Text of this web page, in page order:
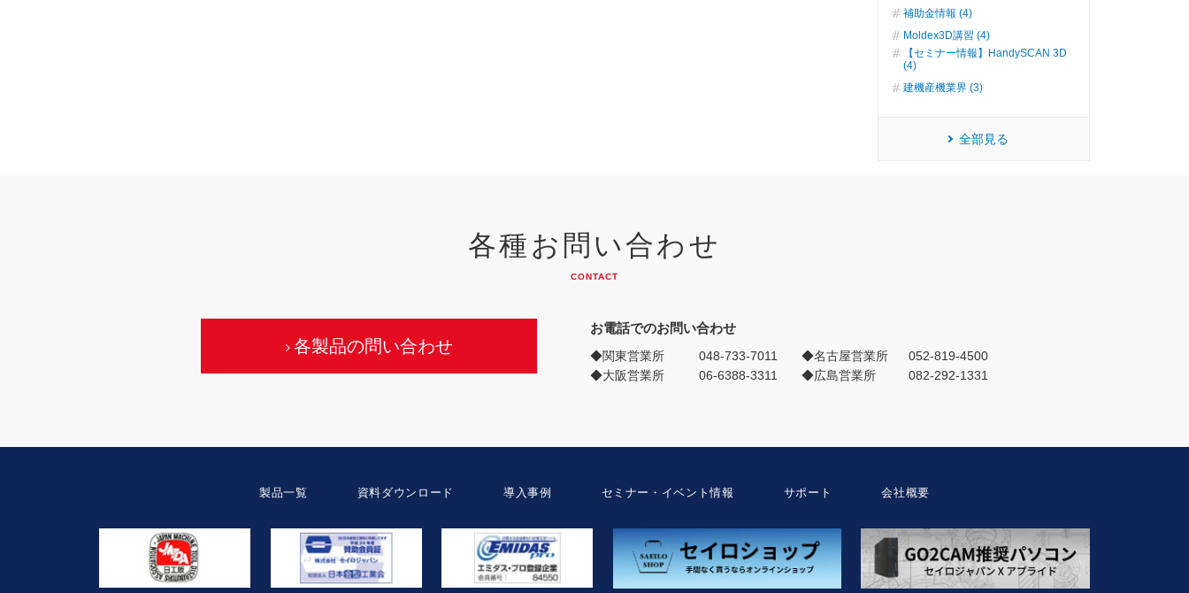
補助金情報 (4)
Moldex3D講習 (4)
【セミナー情報】HandySCAN 3D
(4)
建機産機業界 (3)
全部見る
各種お問い合わせ
CONTACT
各製品の問い合わせ
お電話でのお問い合わせ
◆関東営業所 048-733-7011 ◆名古屋営業所
052-819-4500
◆大阪営業所
06-6388-3311 ◆広島営業所 082-292-1331
製品一覧 資料ダウンロード 導入事例 セミナー・イベント情報 サポート 会社概要